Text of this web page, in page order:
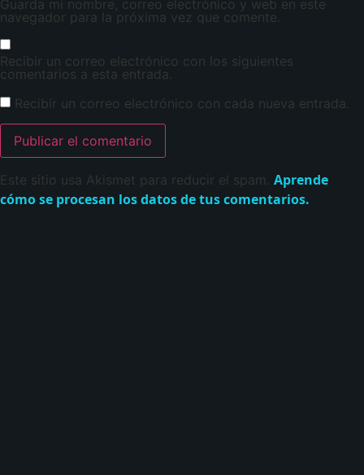
Guarda mi nombre, correo electrónico y web en este
navegador para la próxima vez que comente.
Recibir un correo electrónico con los siguientes
comentarios a esta entrada.
Recibir un correo electrónico con cada nueva entrada.
Este sitio usa Akismet para reducir el spam. Aprende
cómo se procesan los datos de tus comentarios.